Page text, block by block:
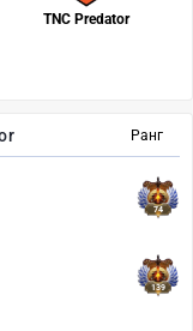
Ранг
74
139
TNC Predator